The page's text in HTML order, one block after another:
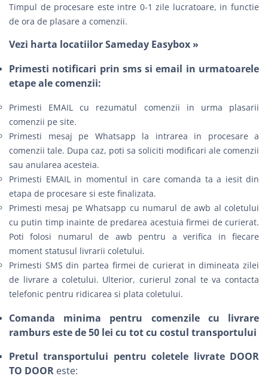
Timpul de procesare este intre 0-1 zile lucratoare, in functie
de ora de plasare a comenzii.
Vezi harta locatiilor Sameday Easybox »
Primesti notificari prin sms si email in urmatoarele
etape ale comenzii:
Primesti EMAIL cu rezumatul comenzii in urma plasarii
comenzii pe site.
Primesti mesaj pe Whatsapp la intrarea in procesare a
comenzii tale. Dupa caz, poti sa soliciti modificari ale comenzii
sau anularea acesteia.
Primesti EMAIL in momentul in care comanda ta a iesit din
etapa de procesare si este finalizata.
Primesti mesaj pe Whatsapp cu numarul de awb al coletului
cu putin timp inainte de predarea acestuia firmei de curierat.
Poti folosi numarul de awb pentru a verifica in fiecare
moment statusul livrarii coletului.
Primesti SMS din partea firmei de curierat in dimineata zilei
de livrare a coletului. Ulterior, curierul zonal te va contacta
telefonic pentru ridicarea si plata coletului.
Comanda minima pentru comenzile cu livrare
ramburs este de 50 lei cu tot cu costul transportului
Pretul transportului pentru coletele livrate DOOR
TO DOOR este: